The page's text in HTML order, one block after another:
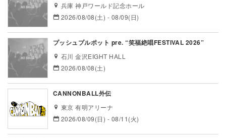
兵庫 神戸ワールド記念ホール
2026/08/08(土) - 08/09(日)
プッシュプルポット pre. “笑福絶唱FESTIVAL 2026”
石川 金沢EIGHT HALL
2026/08/08(土)
CANNONBALL外伝
東京 有明アリーナ
2026/08/09(日) - 08/11(火)